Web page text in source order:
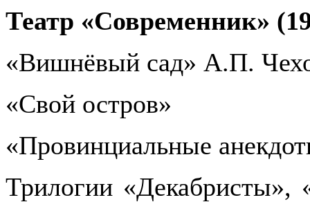
Театр «Современник»
«Вишнёвый сад» А.П.
«Свой остров»
«Провинциальные
Трилогии «Декабристы»,